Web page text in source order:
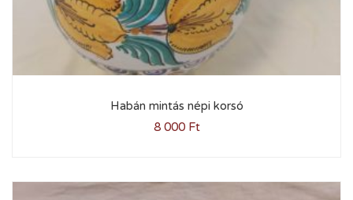
Habán mintás népi korsó
8 000 Ft